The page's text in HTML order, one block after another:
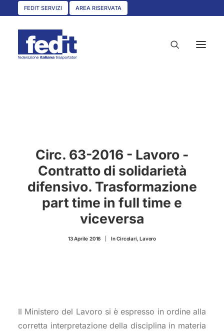
FEDIT SERVIZI AREA RISERVATA
CIRCOLARI
UNISCITI A NOI
ASSOCIAZIONI TERRITORIALI
Circ. 63-2016 - Lavoro -
Contratto di solidarietà
difensivo. Trasformazione
part time in full time e
viceversa
13 Aprile 2016 InCircolari,Lavoro
Il Ministero del Lavoro si è espresso in ordine alla
corretta interpretazione della disciplina in materia